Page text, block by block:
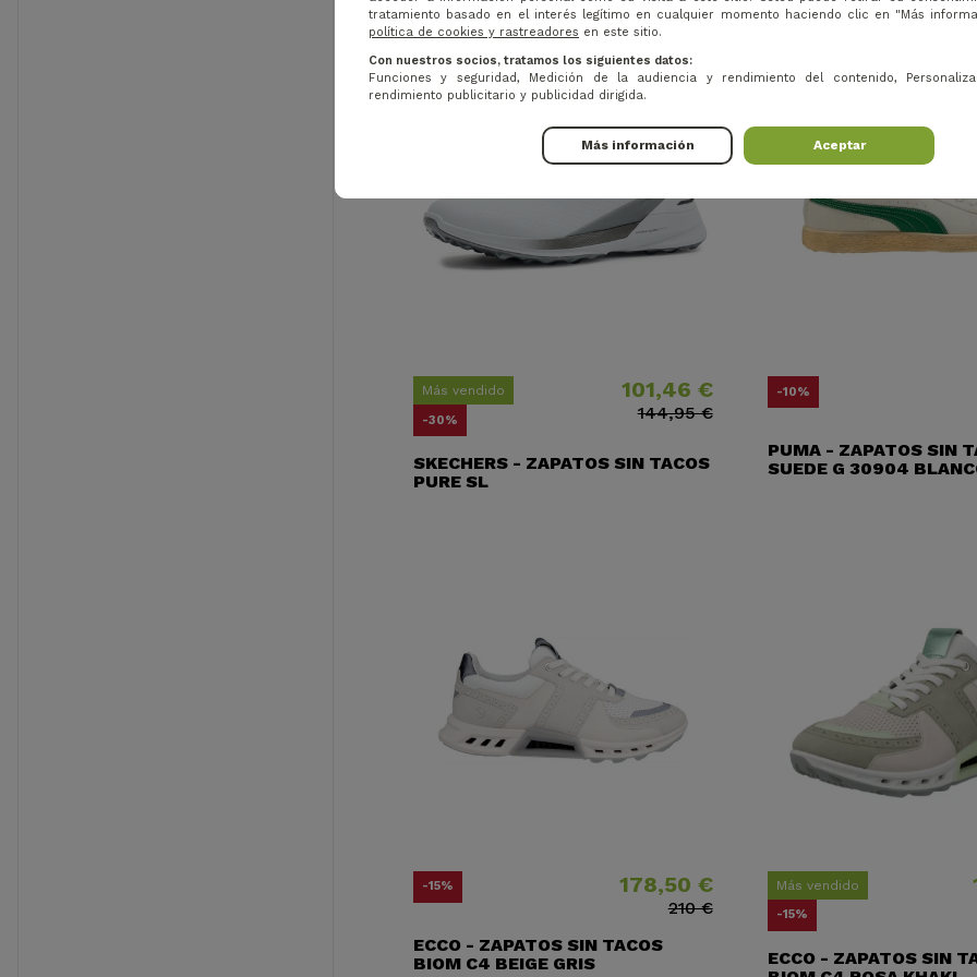
Más vendido
-30%
101,46 €
Precio base
144,95 €
SKECHERS - ZAPATOS SIN TACOS
PURE SL
-10%
PUMA - ZAPATOS SIN
SUEDE G 30904
-15% Precio178,50 €
Precio base
210 €
ECCO - ZAPATOS SIN TACOS
BIOM C4 BEIGE GRIS
Más vendido
-15%
ECCO - ZAPATOS SIN
tratamiento basado en el interés legítimo en cualquier momento haciendo clic en "Más
política de cookies y rastreadores en este sitio.
Con nuestros socios, tratamos los siguientes datos:
Funciones y seguridad, Medición de la audiencia y rendimiento del contenido,
rendimiento publicitario y publicidad dirigida.
Más información Aceptar